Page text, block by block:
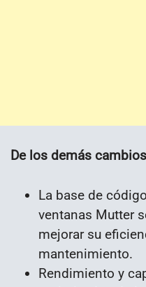
De los demás cambios
La base de
ventanas Mutter
mejorar su
mantenimiento.
Rendimiento y